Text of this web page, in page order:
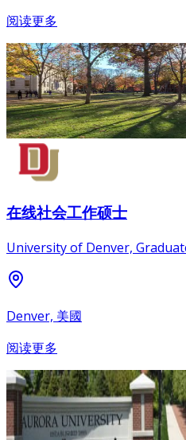
阅读更多
在线社会工作硕士
University of Denver,
Denver, 美國
阅读更多